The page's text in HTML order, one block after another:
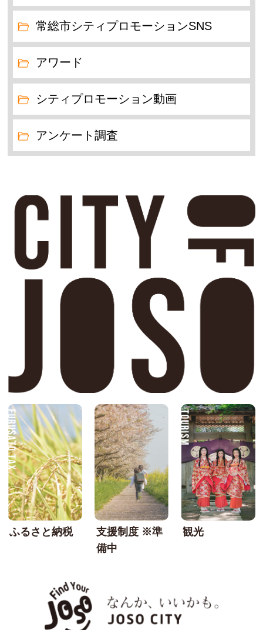
常総市シティプロモーションSNS
アワード
シティプロモーション動画
アンケート調査
FURUSATO TAX
ふるさと納税
支援制度 ※準
備中
観光